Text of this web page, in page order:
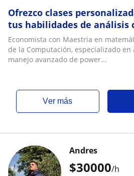
Ofrezco clases
tus habilidades de análisis
Economista con Maestria en
de la Computación, especializado
manejo avanzado de power...
ver más
$30000/h
Andres